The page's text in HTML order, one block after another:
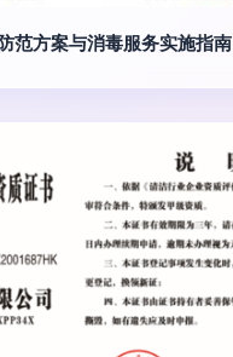
范方案与消毒服务实施指南